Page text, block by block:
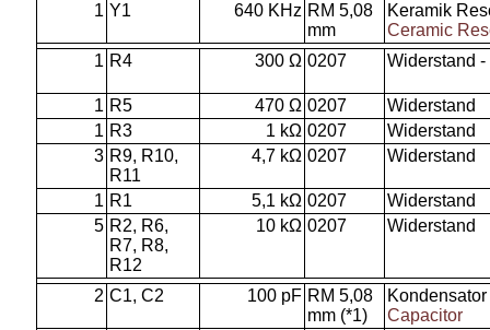
1 Y1 640 KHz RM 5,08
mm
Keramik
Ceramic
1 R4 300 Ω 0207 Widerstand -
1 R5 470 Ω 0207
Widerstand
1 R3 1 kΩ 0207
Widerstand
3 R9, R10,
R11
4,7 kΩ 0207 Widerstand
1 R1 5,1 kΩ 0207
Widerstand
5 R2, R6,
R7, R8,
R12
10 kΩ 0207 Widerstand
2 C1, C2 100 pF RM 5,08
mm (*1)
Kondensator
Capacitor